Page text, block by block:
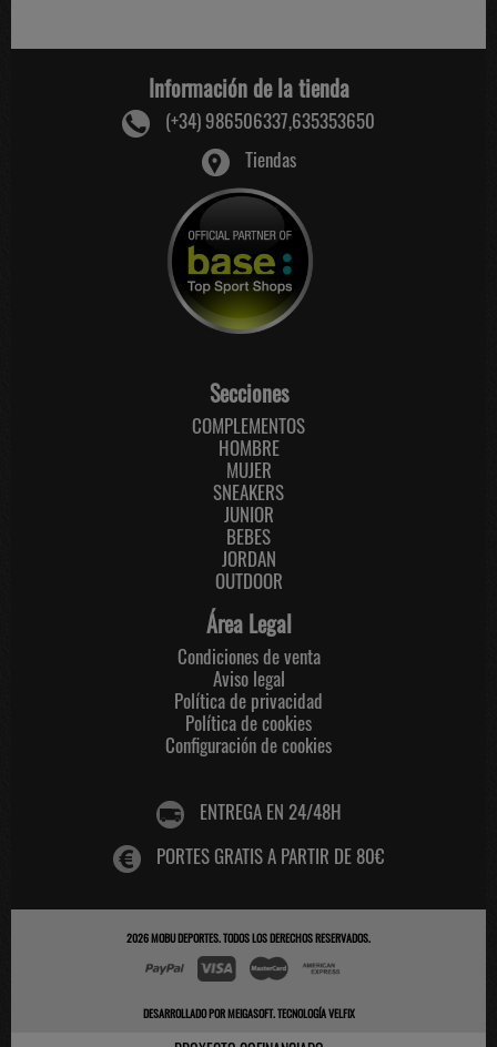
Información de la tienda
(+34) 986506337,635353650
Tiendas
Secciones
COMPLEMENTOS
HOMBRE
MUJER
SNEAKERS
JUNIOR
BEBES
JORDAN
OUTDOOR
Área Legal
Condiciones de venta
Aviso legal
Política de privacidad
Política de cookies
Configuración de cookies
ENTREGA EN 24/48H
PORTES GRATIS A PARTIR DE 80€
2026MOBU DEPORTES. TODOS LOS DERECHOS RESERVADOS.
DESARROLLADO PORMEIGASOFT.TECNOLOGÍA VELFIX